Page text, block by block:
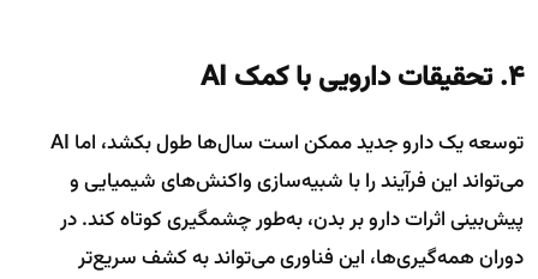
۴. تحقیقات دارویی با کمک AI
توسعه یک دارو جدید ممکن است سال‌ها طول بکشد، اما AI
می‌تواند این فرآیند را با شبیه‌سازی واکنش‌های شیمیایی و
پیش‌بینی اثرات دارو بر بدن، به‌طور چشمگیری کوتاه کند. در
دوران همه‌گیری‌ها، این فناوری می‌تواند به کشف سریع‌تر